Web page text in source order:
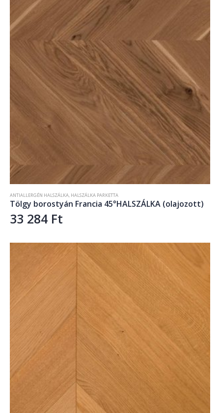
ANTIALLERGÉN HALSZÁLKA, HALSZÁLKA PARKETTA
Tölgy borostyán Francia 45°HALSZÁLKA (olajozott)
33 284 Ft